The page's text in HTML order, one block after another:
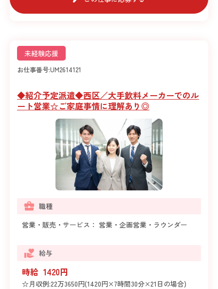
未経験応援
お仕事番号:UM2614121
◆紹介予定派遣◆西区／大手飲料メーカーでのル
ート営業☆ご家庭事情に理解あり◎
職種
営業・販売・サービス： 営業・企画営業・ラウンダー
給与
時給 1420円
☆月収例:22万3650円(1420円×7時間30分×21日の場合)